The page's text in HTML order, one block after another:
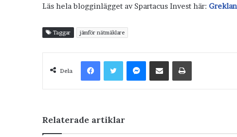
Läs hela blogginlägget av Spartacus Invest här:
Taggar jämför nätmäklare
Dela
FacebookTwitterMessenger
Dela via e-post Skriv ut
Relaterade artiklar